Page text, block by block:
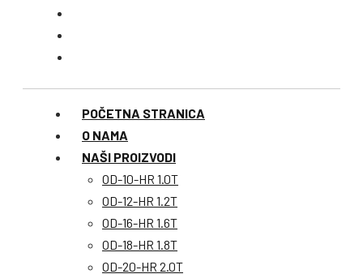
POČETNA STRANICA
O NAMA
NAŠI PROIZVODI
OD-10-HR 1.0T
OD-12-HR 1.2T
OD-16-HR 1.6T
OD-18-HR 1.8T
OD-20-HR 2.0T